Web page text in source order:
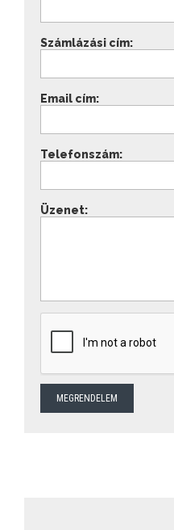
Számlázási cím:
Email cím:
Telefonszám:
Üzenet: